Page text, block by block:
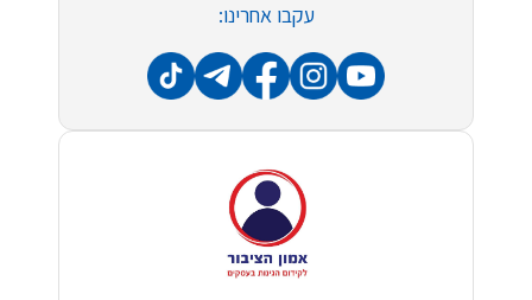
עקבו אחרינו: